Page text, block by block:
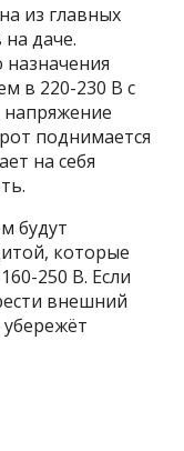
из главных
даче.
в 220-230 В с
поднимается
на себя
будут
которые
250 В. Если
внешний